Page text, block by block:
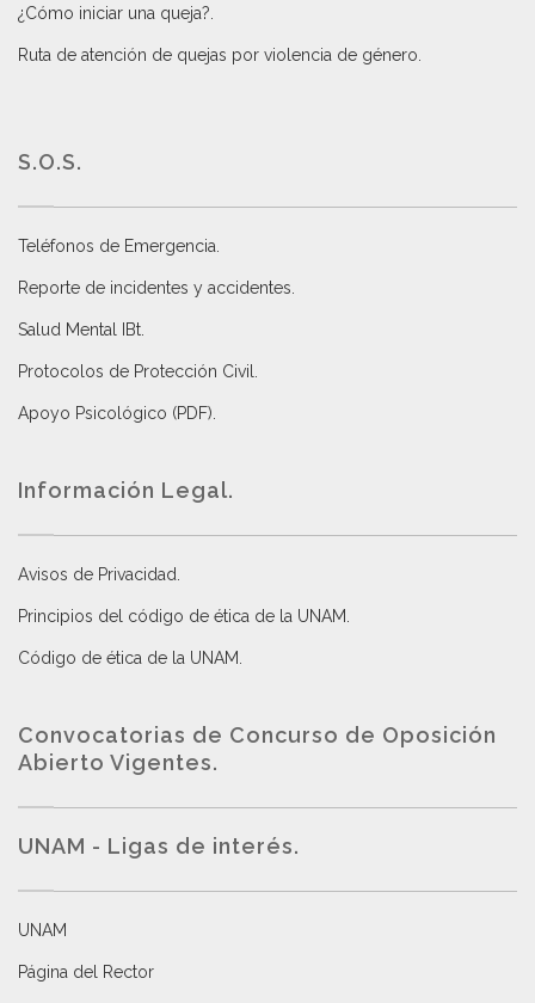
¿Cómo iniciar una queja?
Ruta de atención de quejas por violencia de género
S.O.S.
Teléfonos de Emergencia.
Reporte de incidentes y accidentes
Salud Mental IBt
Protocolos de Protección Civil
Apoyo Psicológico (PDF)
Información Legal.
Avisos de Privacidad
Principios del código de ética de la UNAM
Código de ética de la UNAM
Convocatorias de Concurso de Oposición
Abierto Vigentes.
UNAM - Ligas de interés.
UNAM
Página del Rector